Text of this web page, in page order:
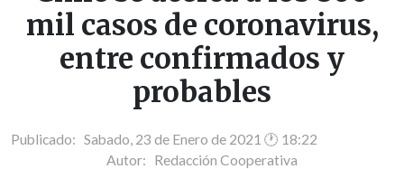
mil casos de coronavirus,
entre confirmados y
probables
Publicado: Sabado, 23 de Enero de 2021 🕐 18:22
Autor: Redacción Cooperativa